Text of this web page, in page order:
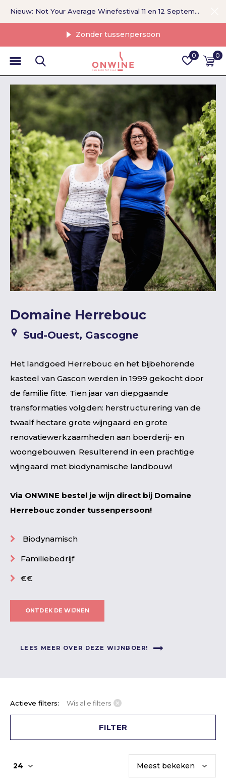
0 0
Zonder tussenpersoon
Nieuw: Not Your Average Winefestival 11 en 12 September >
Domaine Herrebouc
Sud-Ouest, Gascogne
Het landgoed Herrebouc en het bijbehorende
kasteel van Gascon werden in 1999 gekocht door
de familie fitte. Tien jaar van diepgaande
transformaties volgden: herstructurering van de
twaalf hectare grote wijngaard en grote
renovatiewerkzaamheden aan boerderij- en
woongebouwen. Resulterend in een prachtige
wijngaard met biodynamische landbouw!
Via ONWINE bestel je wijn direct bij Domaine
Herrebouc zonder tussenpersoon!
Biodynamisch
Familiebedrijf
€€
ONTDEK DE WIJNEN
LEES MEER OVER DEZE WIJNBOER!
Actieve filters: Wis alle filters
FILTER